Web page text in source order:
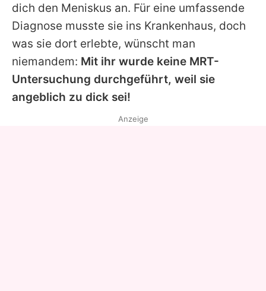
dich den Meniskus an. Für eine umfassende
Diagnose musste sie ins Krankenhaus, doch
was sie dort erlebte, wünscht man
niemandem: Mit ihr wurde keine MRT-
Untersuchung durchgeführt, weil sie
angeblich zu dick sei!
Anzeige